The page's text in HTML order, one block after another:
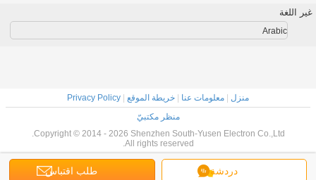
دردشة طلب اقتباس
غير اللغة
Arabic
منزل | معلومات عنا | خريطة الموقع |
Privacy Policy
منظر مكتبيّ
Copyright © 2014 - 2026 Shenzhen South-Yusen Electron Co.,Ltd.
All rights reserved.